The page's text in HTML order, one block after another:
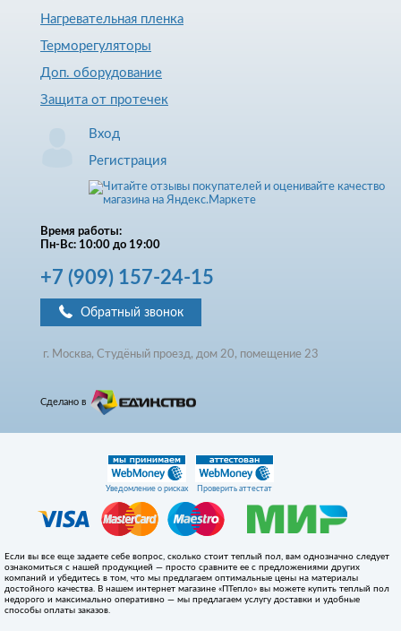
Нагревательная пленка
Терморегуляторы
Доп. оборудование
Защита от протечек
Вход
Регистрация
Время работы:
Пн-Вс: 10:00 до 19:00
+7 (909) 157-24-15
Обратный звонок
г. Москва, Студёный проезд, дом 20, помещение 23
Сделано в
Уведомление о рисках Проверить аттестат
Если вы все еще задаете себе вопрос, сколько стоит теплый пол, вам однозначно следует
ознакомиться с нашей продукцией — просто сравните ее с предложениями других
компаний и убедитесь в том, что мы предлагаем оптимальные цены на материалы
достойного качества. В нашем интернет магазине «ПТепло» вы можете купить теплый пол
недорого и максимально оперативно — мы предлагаем услугу доставки и удобные
способы оплаты заказов.